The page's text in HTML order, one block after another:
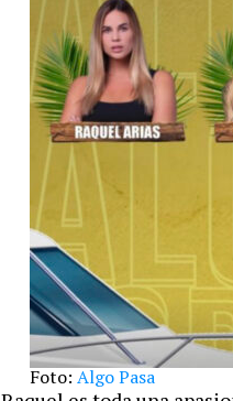
Foto: Algo Pasa